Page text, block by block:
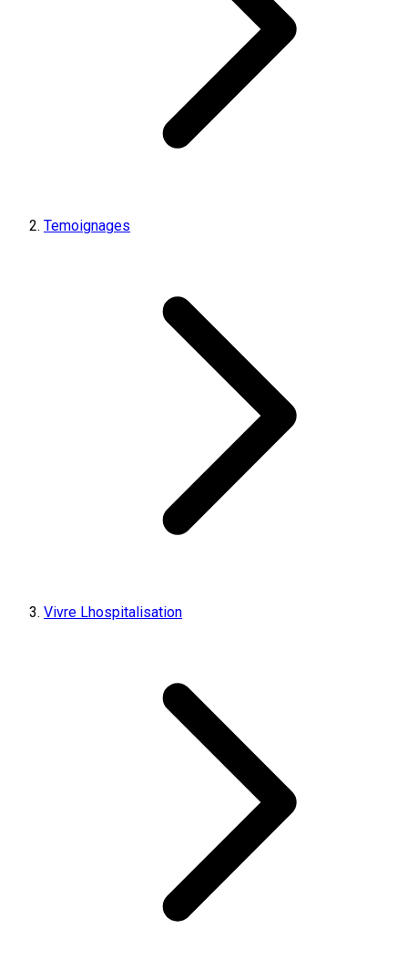
Temoignages
Vivre Lhospitalisation